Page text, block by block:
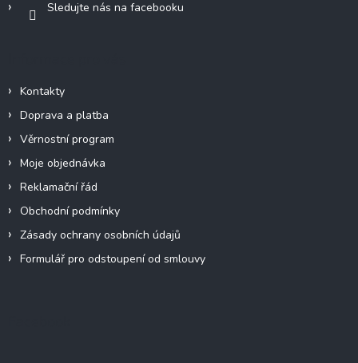
Sledujte nás na facebooku
Kontakty
Doprava a platba
Věrnostní program
Moje objednávka
Reklamační řád
Obchodní podmínky
Zásady ochrany osobních údajů
Formulář pro odstoupení od smlouvy